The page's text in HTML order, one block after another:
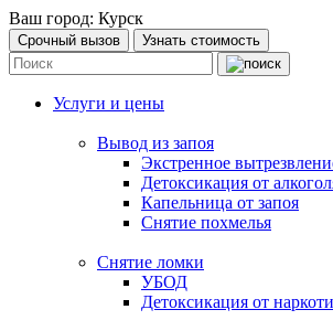
Ваш город: Курск
Срочный вызов Узнать стоимость
Услуги и цены
Вывод из запоя
Экстренное
Детоксикация от
Капельница от запоя
Снятие похмелья
Снятие ломки
УБОД
Детоксикация от